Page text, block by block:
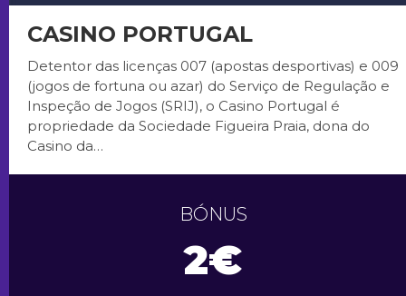
CASINO PORTUGAL
Detentor das licenças 007 (apostas desportivas) e 009
(jogos de fortuna ou azar) do Serviço de Regulação e
Inspeção de Jogos (SRIJ), o Casino Portugal é
propriedade da Sociedade Figueira Praia, dona do
Casino da…
BÓNUS
2€